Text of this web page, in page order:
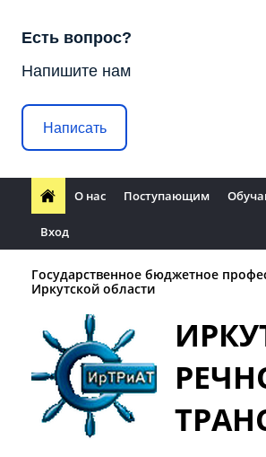
Есть вопрос?
Напишите нам
Написать
О нас Поступающим
Вход
Государственное бюджетное
Иркутской области